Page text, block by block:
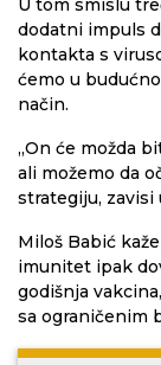
U tom smislu
dodatni impuls
kontakta s
ćemo u
način.
„On će možda
ali možemo da
strategiju, zavisi
Miloš Babić
imunitet ipak
godišnja
sa ograničenim